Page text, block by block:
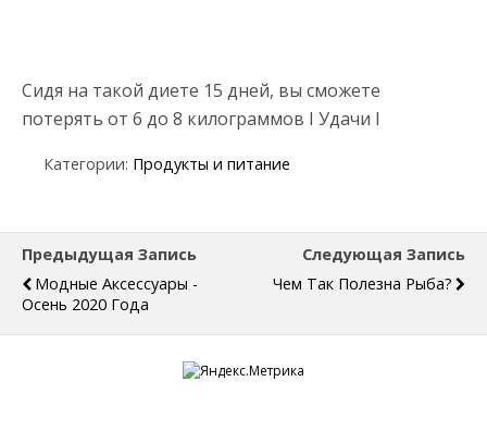
Сидя на такой диете 15 дней, вы сможете
потерять от 6 до 8 килограммов I Удачи I
Категории: Продукты и питание
Предыдущая Запись
Модные Аксессуары -
Осень 2020 Года
Следующая Запись
Чем Так Полезна Рыба?